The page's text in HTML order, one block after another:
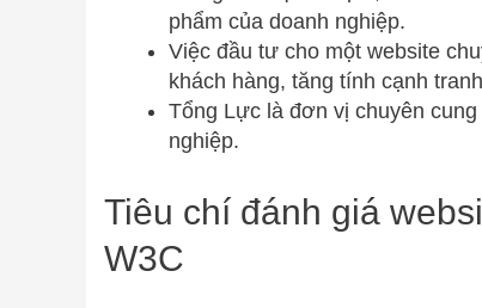
phẩm của doanh nghiệp.
Việc đầu tư cho một website
khách hàng, tăng tính cạnh
Tổng Lực là đơn vị chuyên
nghiệp.
Tiêu chí đánh giá
W3C